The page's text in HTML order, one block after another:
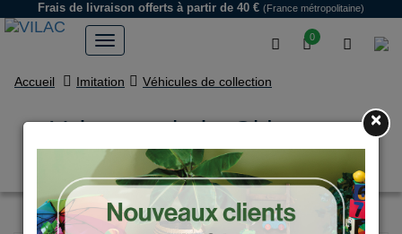
0
Frais de livraison offerts à partir de 40 € (France métropolitaine)
Accueil Imitation Véhicules de collection
Voiture en bois, Old sport -
Grand modèle bois naturel
×